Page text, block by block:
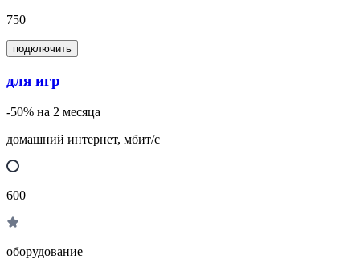
750
подключить
для игр
-50% на 2 месяца
домашний интернет, мбит/с
600
оборудование